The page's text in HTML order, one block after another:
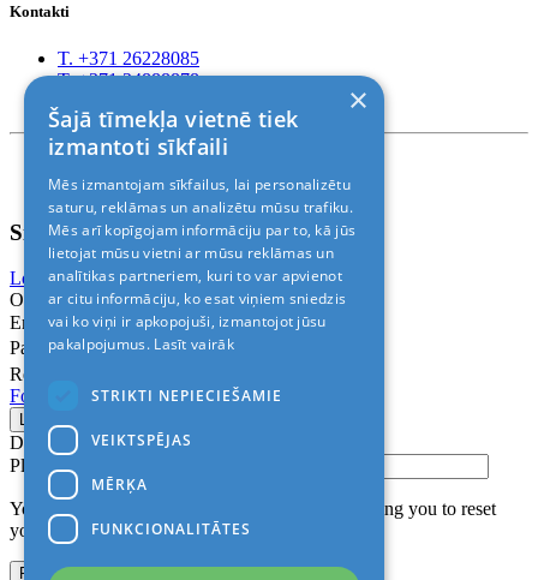
Kontakti
T. +371 26228085
T. +371 24888878
© 2011-2026> «ALANI SIA»
Sign In
Login with Facebook Login with Google
Or
Email
Password
Remember me
Forgot Password?
Don’t have an account?
Please confirm login email below
You will receive an email containing a link allowing you to reset
your password to a new preferred one.
×
Šajā tīmekļa vietnē tiek
izmantoti sīkfaili
Mēs izmantojam sīkfailus, lai personalizētu
saturu, reklāmas un analizētu mūsu trafiku.
Mēs arī kopīgojam informāciju par to, kā jūs
lietojat mūsu vietni ar mūsu reklāmas un
analītikas partneriem, kuri to var apvienot
ar citu informāciju, ko esat viņiem sniedzis
vai ko viņi ir apkopojuši, izmantojot jūsu
pakalpojumus. Lasīt vairāk
STRIKTI NEPIECIEŠAMIE
VEIKTSPĒJAS
MĒRĶA
FUNKCIONALITĀTES